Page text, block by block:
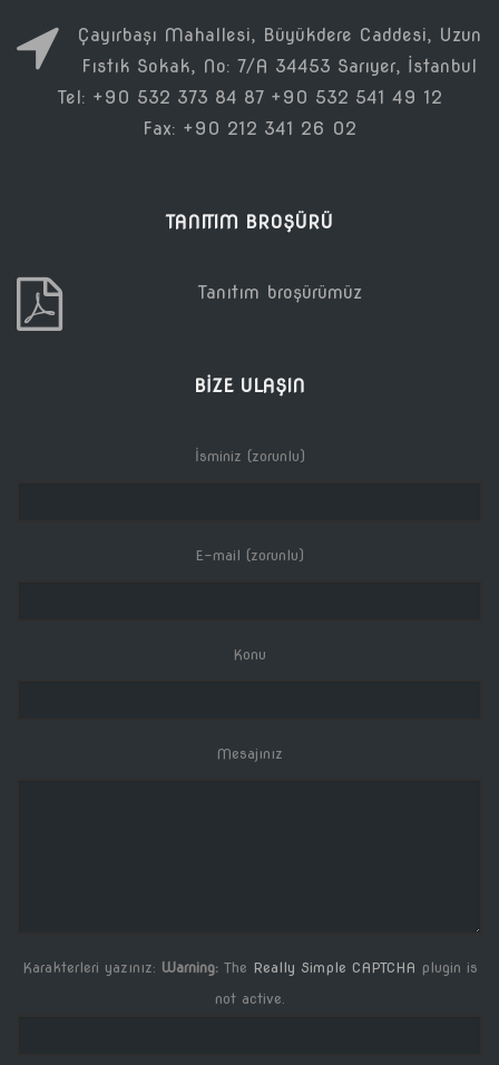
Çayırbaşı Mahallesi, Büyükdere Caddesi, Uzun
Fıstık Sokak, No: 7/A 34453 Sarıyer, İstanbul
Tel: +90 532 373 84 87 +90 532 541 49 12
Fax: +90 212 341 26 02
TANITIM BROŞÜRÜ
Tanıtım broşürümüz
BIZE ULAŞIN
İsminiz (zorunlu)
E-mail (zorunlu)
Konu
Mesajınız
Karakterleri yazınız: Warning:The Really Simple CAPTCHA plugin is
not active.